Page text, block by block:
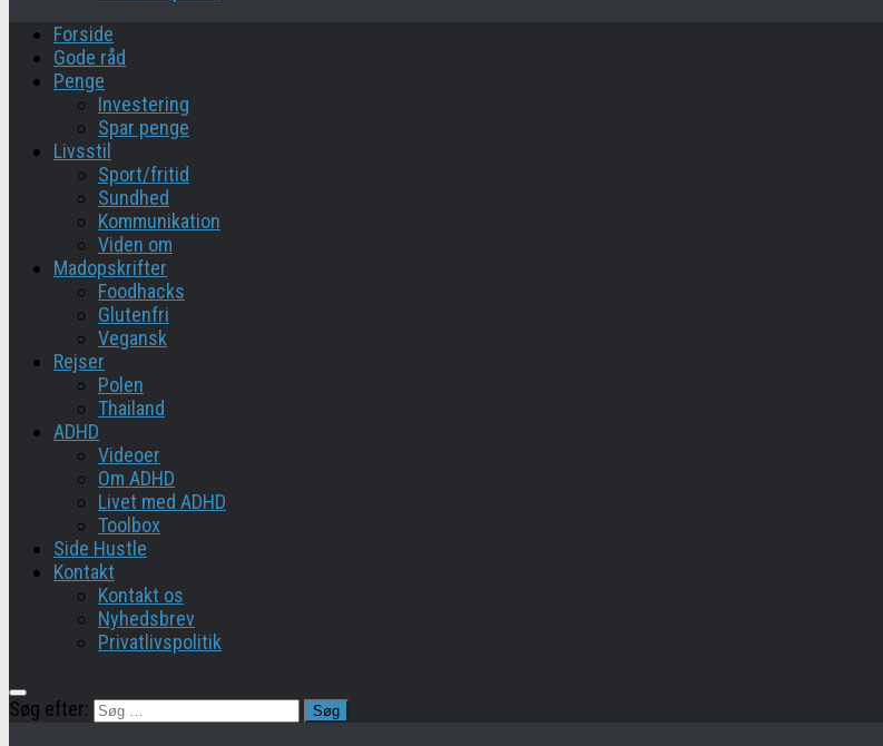
Forside
Gode råd
Penge
Investering
Spar penge
Livsstil
Sport/fritid
Sundhed
Kommunikation
Viden om
Madopskrifter
Foodhacks
Glutenfri
Vegansk
Rejser
Polen
Thailand
ADHD
Videoer
Om ADHD
Livet med ADHD
Toolbox
Side Hustle
Kontakt
Kontakt os
Nyhedsbrev
Privatlivspolitik
Søg efter: